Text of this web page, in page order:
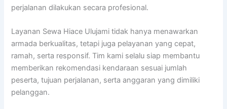
perjalanan dilakukan secara profesional.
Layanan Sewa Hiace Ulujami tidak hanya menawarkan
armada berkualitas, tetapi juga pelayanan yang cepat,
ramah, serta responsif. Tim kami selalu siap membantu
memberikan rekomendasi kendaraan sesuai jumlah
peserta, tujuan perjalanan, serta anggaran yang dimiliki
pelanggan.